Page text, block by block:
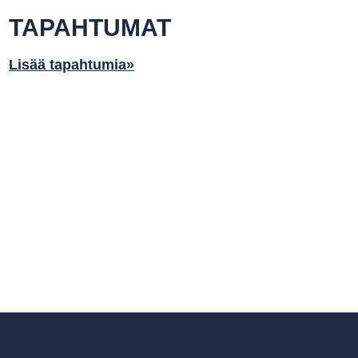
TAPAHTUMAT
Lisää tapahtumia»